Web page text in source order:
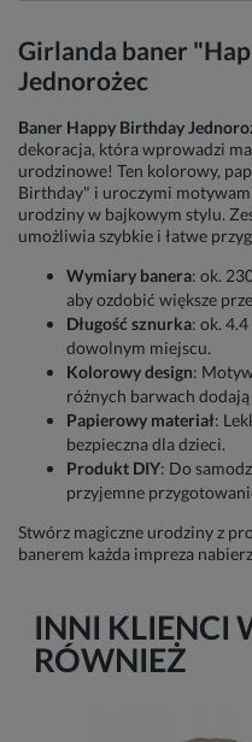
Girlanda baner
Jednorożec
Baner Happy Birthday
dekoracja, która wprowadzi
urodzinowe! Ten kolorowy,
Birthday" i uroczymi
urodziny w bajkowym stylu.
umożliwia szybkie i łatwe
Wymiary banera: ok.
aby ozdobić większe
Długość sznurka: ok.
dowolnym miejscu.
Kolorowy design:
różnych barwach
Papierowy materiał:
bezpieczna dla dzieci.
Produkt DIY: Do
przyjemne
Stwórz magiczne urodziny z
banerem każda impreza
INNI KLIENCI
RÓWNIEŻ